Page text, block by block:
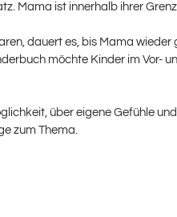
Mama ist innerhalb ihrer
dauert es, bis Mama
möchte Kinder im Vor-
über eigene Gefühle
zum Thema.